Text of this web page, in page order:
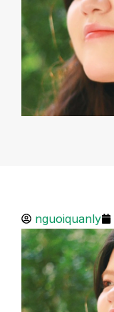
nguoiquanly